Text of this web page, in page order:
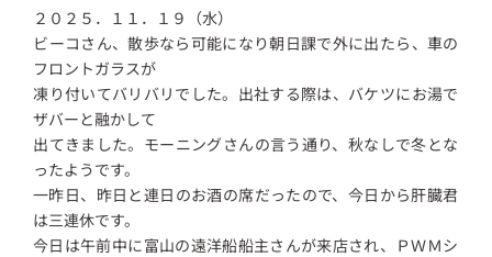
２０２５．１１．１９（水）
ビーコさん、散歩なら可能になり朝日課で外に出たら、車の
フロントガラスが
凍り付いてバリバリでした。出社する際は、バケツにお湯で
ザバーと融かして
出てきました。モーニングさんの言う通り、秋なしで冬とな
ったようです。
一昨日、昨日と連日のお酒の席だったので、今日から肝臓君
は三連休です。
今日は午前中に富山の遠洋船船主さんが来店され、ＰＷＭシ